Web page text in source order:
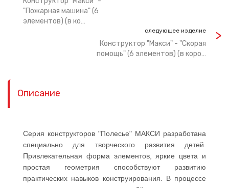
"Пожарная машина" (6
элементов) (в ко…
следующее изделие
Конструктор "Макси" - "Скорая
помощь" (6 элементов) (в коро…
Описание
Серия конструкторов "Полесье" МАКСИ разработана
специально для творческого развития детей.
Привлекательная форма элементов, яркие цвета и
простая геометрия способствуют развитию
практических навыков конструирования. В процессе